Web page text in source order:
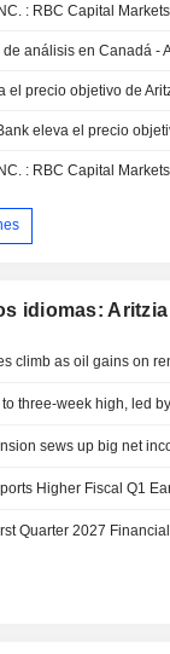
: RBC Capital
: RBC Capital
idiomas:
climb as oil gains on
to three-week high, led
sews up big net
Quarter 2027